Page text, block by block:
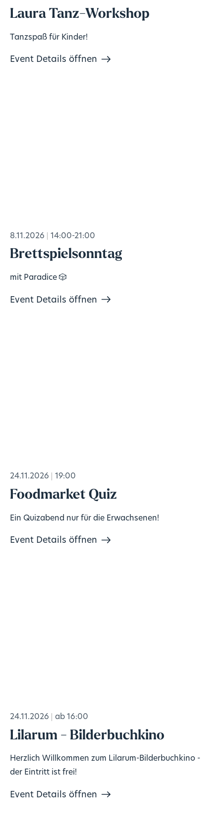
Laura Tanz-Workshop
Tanzspaß für Kinder!
Event Details öffnen
8.11.2026 14:00-21:00
Brettspielsonntag
mit Paradice 🎲
Event Details öffnen
24.11.2026 19:00
Foodmarket Quiz
Ein Quizabend nur für die Erwachsenen!
Event Details öffnen
24.11.2026 ab 16:00
Lilarum - Bilderbuchkino
Herzlich Willkommen zum Lilarum-Bilderbuchkino -
der Eintritt ist frei!
Event Details öffnen